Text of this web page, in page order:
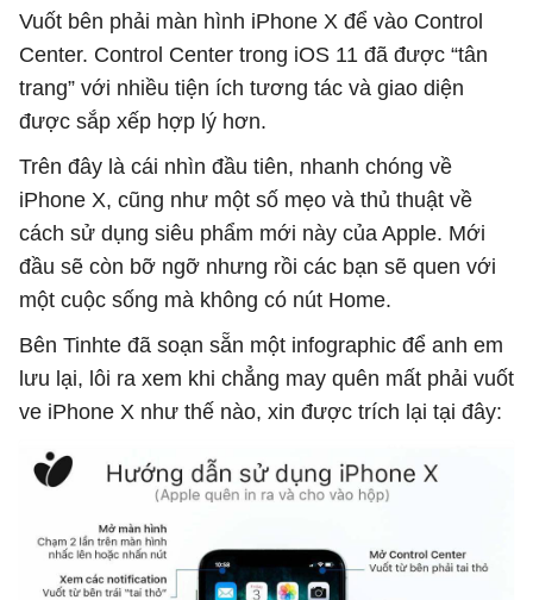
Vuốt bên phải màn hình iPhone X để vào Control
Center. Control Center trong iOS 11 đã được “tân
trang” với nhiều tiện ích tương tác và giao diện
được sắp xếp hợp lý hơn.
Trên đây là cái nhìn đầu tiên, nhanh chóng về
iPhone X, cũng như một số mẹo và thủ thuật về
cách sử dụng siêu phẩm mới này của Apple. Mới
đầu sẽ còn bỡ ngỡ nhưng rồi các bạn sẽ quen với
một cuộc sống mà không có nút Home.
Bên Tinhte đã soạn sẵn một infographic để anh em
lưu lại, lôi ra xem khi chẳng may quên mất phải vuốt
ve iPhone X như thế nào, xin được trích lại tại đây: